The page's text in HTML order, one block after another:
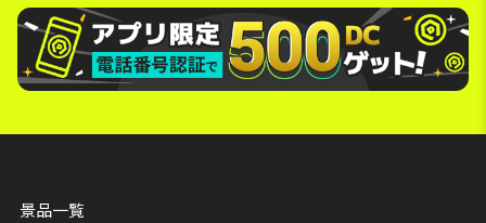
景品一覧